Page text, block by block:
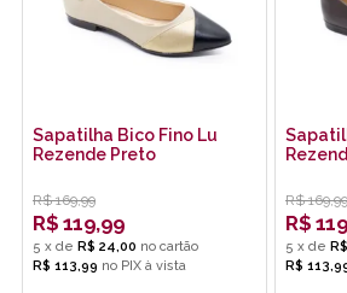
Sapatilha Bico Fino Lu
Rezende Preto
R$ 169,99
R$ 119,99
5 x de R$ 24,00
R$ 113,99 no PIX
R$ 169,99
R$
5 x de
R$